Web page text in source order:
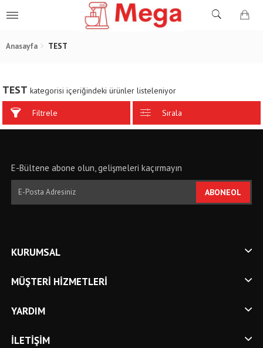
Anasayfa TEST
TEST kategorisi içeriğindeki ürünler listeleniyor
Filtrele Sırala
E-Bültene abone olun, gelişmeleri kaçırmayın
ABONEOL
KURUMSAL
MÜŞTERI HIZMETLERI
YARDIM
İLETIŞIM